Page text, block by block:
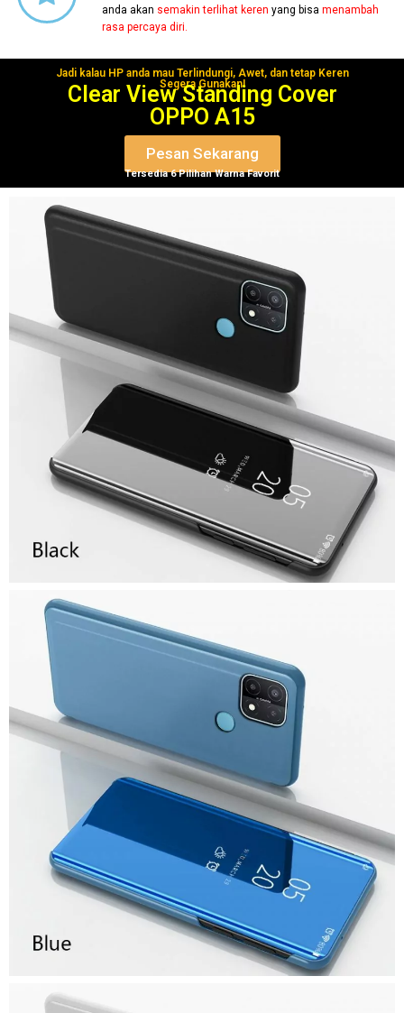
anda akan semakin terlihat keren yang bisamenambah
rasa percaya diri.
Jadi kalau HP anda mau Terlindungi, Awet, dan tetap Keren
Segera Gunakan!
Clear View Standing Cover
OPPO A15
Pesan Sekarang
Tersedia 6 Pilihan Warna Favorit